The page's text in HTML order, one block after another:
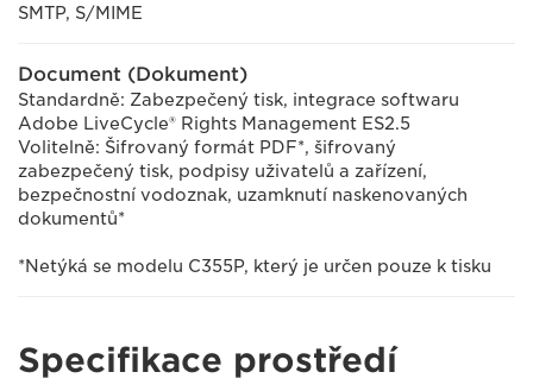
SMTP, S/MIME
Document (Dokument)
Standardně: Zabezpečený tisk, integrace softwaru
Adobe LiveCycle® Rights Management ES2.5
Volitelně: Šifrovaný formát PDF*, šifrovaný
zabezpečený tisk, podpisy uživatelů a zařízení,
bezpečnostní vodoznak, uzamknutí naskenovaných
dokumentů*
*Netýká se modelu C355P, který je určen pouze k tisku
Specifikace prostředí